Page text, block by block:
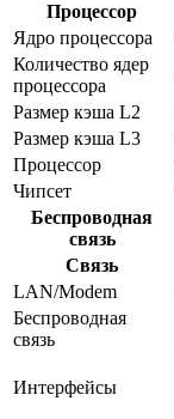
Процессор
Ядро процессора
Количество ядер
процессора
Размер кэша L2
Размер кэша L3
Процессор
Чипсет
Беспроводная
связь
Связь
LAN/Modem
Беспроводная
связь
Интерфейсы